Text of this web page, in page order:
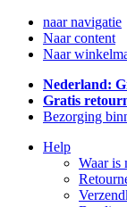
naar navigatie
Naar content
Naar
Nederland:
Gratis
Bezorging
Help
Waar is